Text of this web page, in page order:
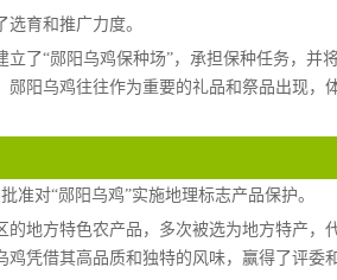
育和推广力度。
立了“郧阳乌鸡保种场”，承担保种任务，并
郧阳乌鸡往往作为重要的礼品和祭品出现，
准对“郧阳乌鸡”实施地理标志产品保护。
地方特色农产品，多次被选为地方特产，
鸡凭借其高品质和独特的风味，赢得了评委